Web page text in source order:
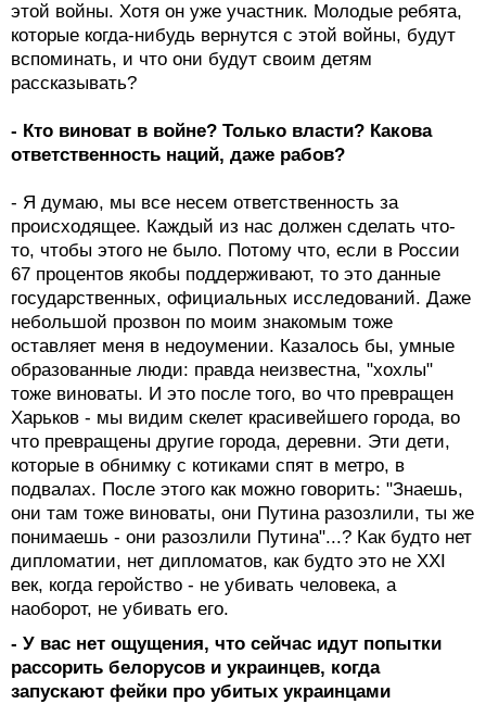
этой войны. Хотя он уже участник. Молодые ребята,
которые когда-нибудь вернутся с этой войны, будут
вспоминать, и что они будут своим детям
рассказывать?
- Кто виноват в войне? Только власти? Какова
ответственность наций, даже рабов?
- Я думаю, мы все несем ответственность за
происходящее. Каждый из нас должен сделать что-
то, чтобы этого не было. Потому что, если в России
67 процентов якобы поддерживают, то это данные
государственных, официальных исследований. Даже
небольшой прозвон по моим знакомым тоже
оставляет меня в недоумении. Казалось бы, умные
образованные люди: правда неизвестна, "хохлы"
тоже виноваты. И это после того, во что превращен
Харьков - мы видим скелет красивейшего города, во
что превращены другие города, деревни. Эти дети,
которые в обнимку с котиками спят в метро, в
подвалах. После этого как можно говорить: "Знаешь,
они там тоже виноваты, они Путина разозлили, ты же
понимаешь - они разозлили Путина"...? Как будто нет
дипломатии, нет дипломатов, как будто это не XXI
век, когда геройство - не убивать человека, а
наоборот, не убивать его.
- У вас нет ощущения, что сейчас идут попытки
рассорить белорусов и украинцев, когда
запускают фейки про убитых украинцами